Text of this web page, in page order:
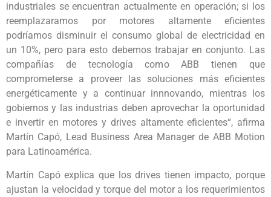
industriales se encuentran actualmente en operación; si los
reemplazaramos por motores altamente eficientes
podríamos disminuir el consumo global de electricidad en
un 10%, pero para esto debemos trabajar en conjunto. Las
compañías de tecnología como ABB tienen que
comprometerse a proveer las soluciones más eficientes
energéticamente y a continuar innnovando, mientras los
gobiernos y las industrias deben aprovechar la oportunidad
e invertir en motores y drives altamente eficientes“, afirma
Martín Capó, Lead Business Area Manager de ABB Motion
para Latinoamérica.
Martín Capó explica que los drives tienen impacto, porque
ajustan la velocidad y torque del motor a los requerimientos